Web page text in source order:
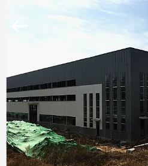
ACCUEIL
PRODUITS
VIDÉOS